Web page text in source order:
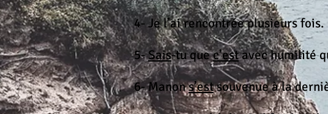
4- Je l’ai rencontrée plusieurs
5-Sais-tu quec’estavec humilité
6- Manons’estsouvenue à la